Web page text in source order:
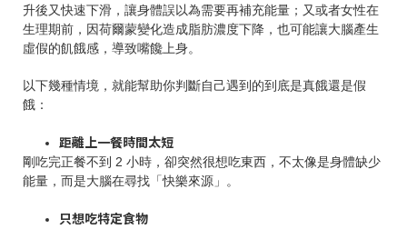
升後又快速下滑，讓身體誤以為需要再補充能量；又或者女性在
生理期前，因荷爾蒙變化造成脂肪濃度下降，也可能讓大腦產生
虛假的飢餓感，導致嘴饞上身。
以下幾種情境，就能幫助你判斷自己遇到的到底是真餓還是假
餓：
距離上一餐時間太短
剛吃完正餐不到 2 小時，卻突然很想吃東西，不太像是身體缺少
能量，而是大腦在尋找「快樂來源」。
只想吃特定食物